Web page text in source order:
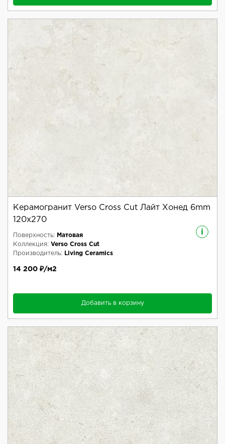
Керамогранит Verso Cross Cut Лайт Хонед 6mm
120x270
i
Поверхность:
Матовая
Коллекция: Verso Cross Cut
Производитель:
Living Ceramics
14 200 ₽/м2
Добавить в корзину